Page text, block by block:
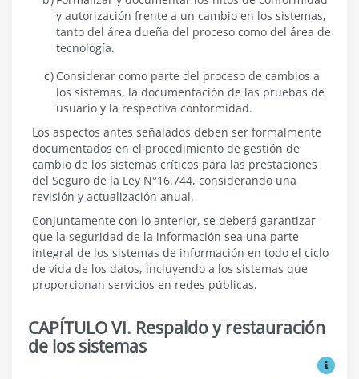
y autorización frente a un cambio en los sistemas,
tanto del área dueña del proceso como del área de
tecnología.
Considerar como parte del proceso de cambios a
los sistemas, la documentación de las pruebas de
usuario y la respectiva conformidad.
Los aspectos antes señalados deben ser formalmente
documentados en el procedimiento de gestión de
cambio de los sistemas críticos para las prestaciones
del Seguro de la Ley N°16.744, considerando una
revisión y actualización anual.
Conjuntamente con lo anterior, se deberá garantizar
que la seguridad de la información sea una parte
integral de los sistemas de información en todo el ciclo
de vida de los datos, incluyendo a los sistemas que
proporcionan servicios en redes públicas.
CAPÍTULO VI. Respaldo y restauración
de los sistemas
Ver